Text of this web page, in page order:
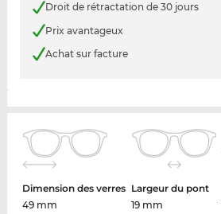
Droit de rétractation de 30 jours
Prix avantageux
Achat sur facture
Dimension des verres
49 mm
Largeur du pont
19 mm